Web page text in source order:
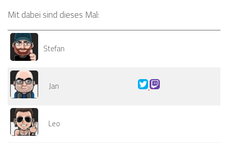
Mit dabei sind dieses Mal:
Stefan
Jan
Leo